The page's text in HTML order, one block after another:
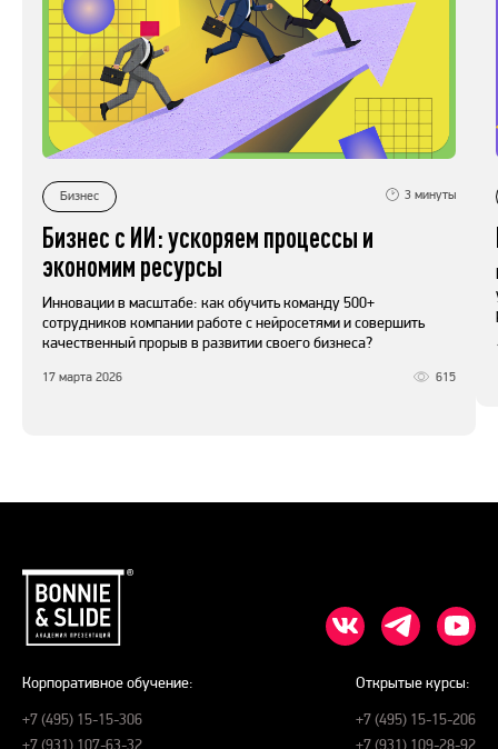
Бизнес 3 минуты
Бизнес с ИИ: ускоряем процессы и
экономим ресурсы
Инновации в масштабе: как обучить команду 500+
сотрудников компании работе с нейросетями и совершить
качественный прорыв в развитии своего бизнеса?
17 марта 2026 615
Корпоративное обучение:
+7 (495) 15-15-306
+7 (931) 107-63-32
Открытые курсы:
+7 (495) 15-15-206
+7 (931) 109-28-92